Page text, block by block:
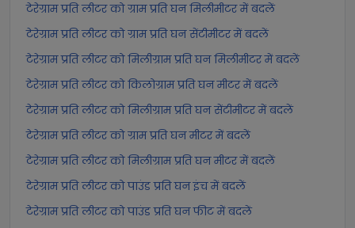
टेरेग्राम प्रति लीटर को ग्राम प्रति घन मिलीमीटर में बदलें
टेरेग्राम प्रति लीटर को ग्राम प्रति घन सेंटीमीटर में बदलें
टेरेग्राम प्रति लीटर को मिलीग्राम प्रति घन मिलीमीटर में बदलें
टेरेग्राम प्रति लीटर को किलोग्राम प्रति घन मीटर में बदलें
टेरेग्राम प्रति लीटर को मिलीग्राम प्रति घन सेंटीमीटर में बदलें
टेरेग्राम प्रति लीटर को ग्राम प्रति घन मीटर में बदलें
टेरेग्राम प्रति लीटर को मिलीग्राम प्रति घन मीटर में बदलें
टेरेग्राम प्रति लीटर को पाउंड प्रति घन इंच में बदलें
टेरेग्राम प्रति लीटर को पाउंड प्रति घन फीट में बदलें